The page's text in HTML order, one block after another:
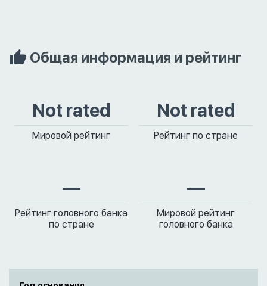
Общая информация и рейтинг
Not rated
Мировой рейтинг
Not rated
Рейтинг по стране
—
Рейтинг головного банка
по стране
—
Мировой рейтинг
головного банка